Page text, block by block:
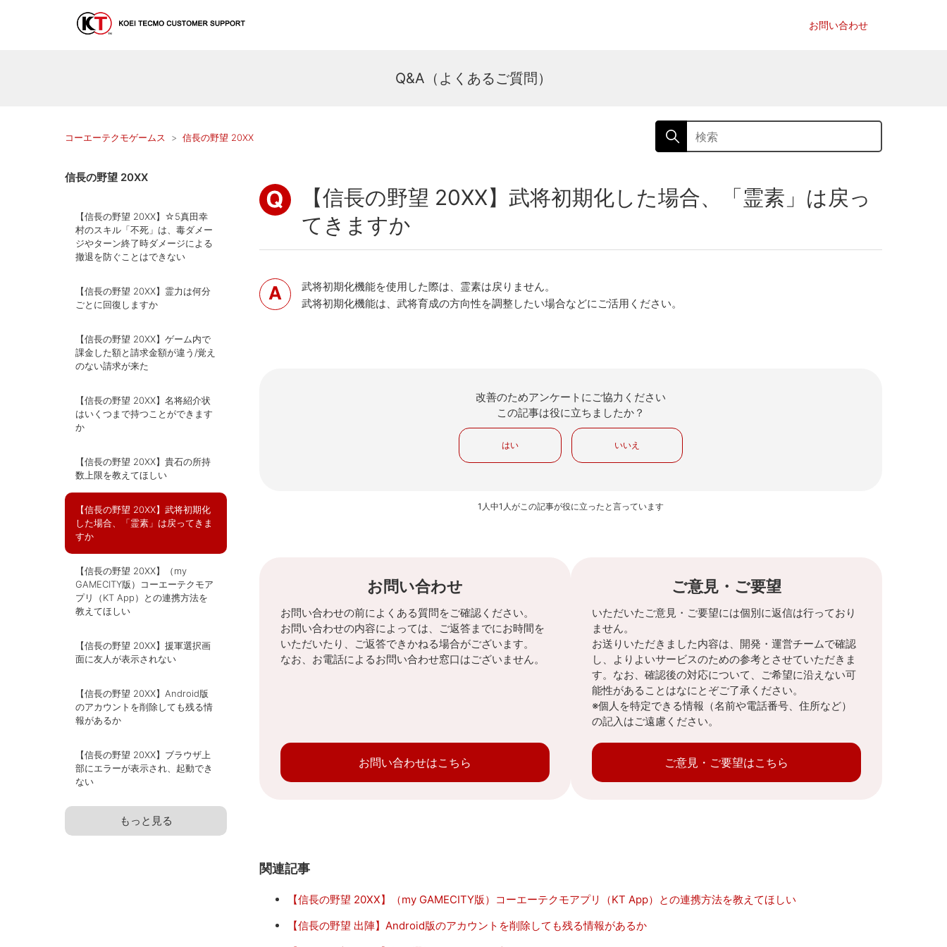
お問い合わせ
Q&A（よくあるご質問）
コーエーテクモゲームス 信長の野望 20XX
信長の野望 20XX
【信長の野望 20XX】☆5真田幸
村のスキル「不死」は、毒ダメー
ジやターン終了時ダメージによる
撤退を防ぐことはできない
【信長の野望 20XX】霊力は何分
ごとに回復しますか
【信長の野望 20XX】ゲーム内で
課金した額と請求金額が違う/覚え
のない請求が来た
【信長の野望 20XX】名将紹介状
はいくつまで持つことができます
か
【信長の野望 20XX】貴石の所持
数上限を教えてほしい
【信長の野望 20XX】武将初期化
した場合、「霊素」は戻ってきま
すか
【信長の野望 20XX】（my
GAMECITY版）コーエーテクモア
プリ（KT App）との連携方法を
教えてほしい
【信長の野望 20XX】援軍選択画
面に友人が表示されない
【信長の野望 20XX】Android版
のアカウントを削除しても残る情
報があるか
【信長の野望 20XX】ブラウザ上
部にエラーが表示され、起動でき
ない
もっと見る
【信長の野望 20XX】武将初期化した場合、「霊素」は戻っ
てきますか
武将初期化機能を使用した際は、霊素は戻りません。
武将初期化機能は、武将育成の方向性を調整したい場合などにご活用ください。
改善のためアンケートにご協力ください
この記事は役に立ちましたか？
はい いいえ
1人中1人がこの記事が役に立ったと言っています
お問い合わせ
お問い合わせの前によくある質問をご確認ください。
お問い合わせの内容によっては、ご返答までにお時間を
いただいたり、ご返答できかねる場合がございます。
なお、お電話によるお問い合わせ窓口はございません。
お問い合わせはこちら
ご意見・ご要望
いただいたご意見・ご要望には個別に返信は行っており
ません。
お送りいただきました内容は、開発・運営チームで確認
し、よりよいサービスのための参考とさせていただきま
す。なお、確認後の対応について、ご希望に沿えない可
能性があることはなにとぞご了承ください。
※個人を特定できる情報（名前や電話番号、住所など）
の記入はご遠慮ください。
ご意見・ご要望はこちら
関連記事
【信長の野望 20XX】（my GAMECITY版）コーエーテクモアプリ（KT App）との連携方法を教えてほしい
【信長の野望 出陣】Android版のアカウントを削除しても残る情報があるか